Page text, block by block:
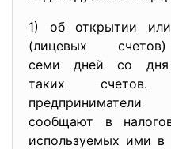
1) об открытии
(лицевых
семи дней со дня
таких счетов.
предприниматели
сообщают в
используемых ими в